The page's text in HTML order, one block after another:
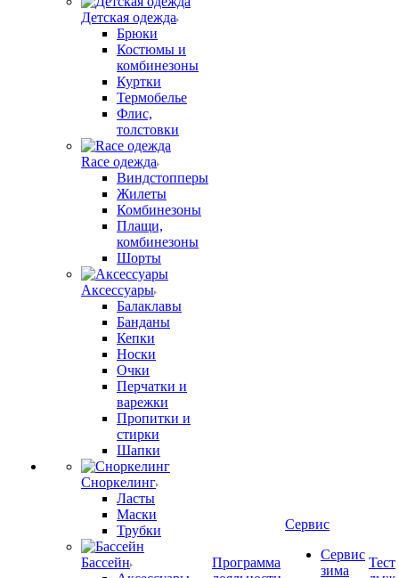
Детская одежда
Брюки
Костюмы и
комбинезоны
Куртки
Термобелье
Флис,
толстовки
Race одежда
Виндстопперы
Жилеты
Комбинезоны
Плащи,
комбинезоны
Шорты
Аксессуары
Балаклавы
Банданы
Кепки
Носки
Очки
Перчатки и
варежки
Пропитки и
стирки
Шапки
Сноркелинг
Ласты
Маски
Трубки
Бассейн
Программа
Сервис
Сервис
зима
Тест